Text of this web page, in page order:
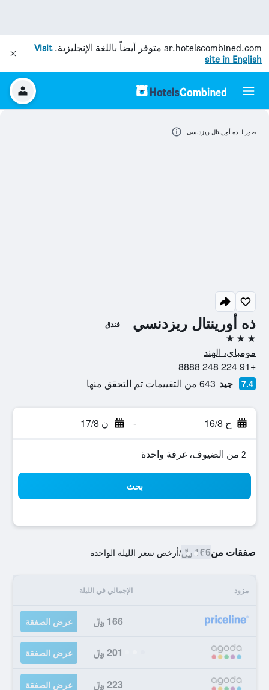
ar.hotelscombined.com متوفر أيضاً باللغة الإنجليزية.Visit
site in English
ذه أورينتال ريزدنسي فندق
3 نجوم
مومباي، الهند
+91 224 248 8888
7.4 جيد 643 من التقييمات تم التحقق منها
ح 16/8 - ن 17/8
2 من الضيوف، غرفة واحدة
بحث
صفقات من166 ﷼ /أرخص سعر الليلة الواحدة
مزود الإجمالي في الليلة
166 ﷼ عرض الصفقة
201 ﷼ عرض الصفقة
223 ﷼ عرض الصفقة
صور لـ ذه أورينتال ريزدنسي